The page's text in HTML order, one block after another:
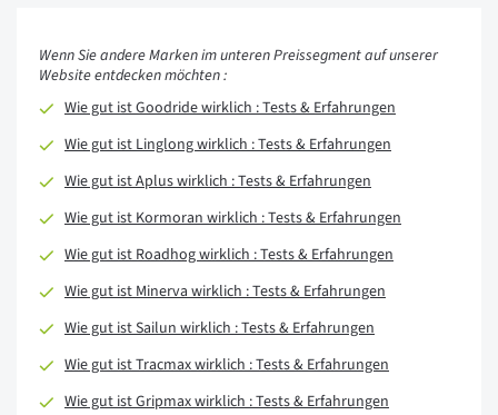
Wenn Sie andere Marken im unteren Preissegment auf unserer
Website entdecken möchten :
Wie gut ist Goodride wirklich : Tests & Erfahrungen
Wie gut ist Linglong wirklich : Tests & Erfahrungen
Wie gut ist Aplus wirklich : Tests & Erfahrungen
Wie gut ist Kormoran wirklich : Tests & Erfahrungen
Wie gut ist Roadhog wirklich : Tests & Erfahrungen
Wie gut ist Minerva wirklich : Tests & Erfahrungen
Wie gut ist Sailun wirklich : Tests & Erfahrungen
Wie gut ist Tracmax wirklich : Tests & Erfahrungen
Wie gut ist Gripmax wirklich : Tests & Erfahrungen